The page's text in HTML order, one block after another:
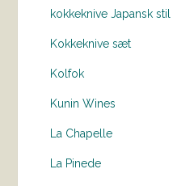
kokkeknive Japansk stil
Kokkeknive sæt
Kolfok
Kunin Wines
La Chapelle
La Pinede